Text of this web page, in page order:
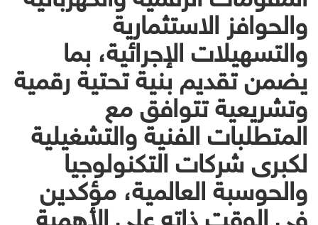
والحوافز الاستثمارية
والتسهيلات الإجرائية، بما
يضمن تقديم بنية تحتية رقمية
وتشريعية تتوافق مع
المتطلبات الفنية والتشغيلية
لكبرى شركات التكنولوجيا
والحوسبة العالمية، مؤكدين
في الوقت ذاته على الأهمية